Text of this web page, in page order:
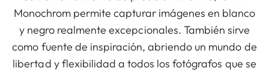
Monochrom permite capturar imágenes en blanco
y negro realmente excepcionales. También sirve
como fuente de inspiración, abriendo un mundo de
libertad y flexibilidad a todos los fotógrafos que se